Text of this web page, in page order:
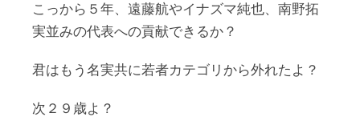
こっから５年、遠藤航やイナズマ純也、南野拓
実並みの代表への貢献できるか？
君はもう名実共に若者カテゴリから外れたよ？
次２９歳よ？